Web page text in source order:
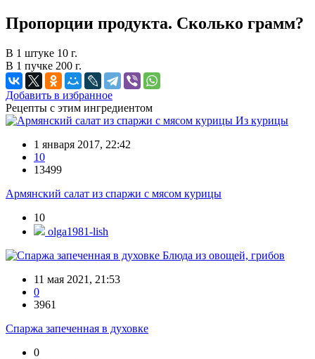
Пропорции продукта. Сколько грамм?
В 1 штуке 10 г.
В 1 пучке 200 г.
Добавить в избранное
Рецепты с этим ингредиентом
Из курицы
1 января 2017, 22:42
10
13499
Армянский салат из спаржи с мясом курицы
10
olga1981-lish
Блюда из овощей, грибов
11 мая 2021, 21:53
0
3961
Спаржа запеченная в духовке
0